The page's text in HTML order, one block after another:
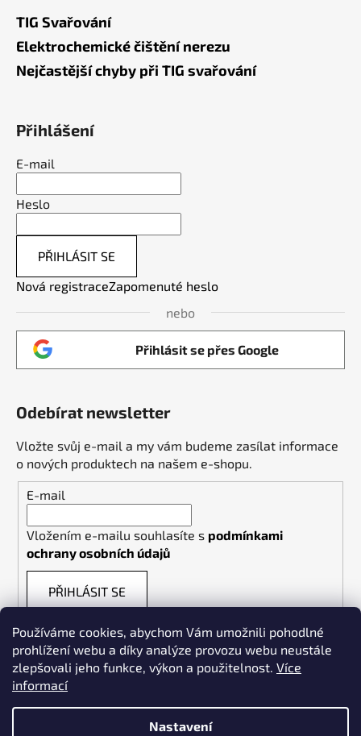
Používáme cookies, abychom Vám umožnili pohodlné
prohlížení webu a díky analýze provozu webu neustále
zlepšovali jeho funkce, výkon a použitelnost. Více
informací
Nastavení
TIG Svařování
Elektrochemické čištění nerezu
Nejčastější chyby při TIG svařování
Přihlášení
E-mail
Heslo
PŘIHLÁSIT SE
Nová registraceZapomenuté heslo
nebo
Přihlásit se přes Google
Odebírat newsletter
Vložte svůj e-mail a my vám budeme zasílat informace
o nových produktech na našem e-shopu.
E-mail
Vložením e-mailu souhlasíte s podmínkami
ochrany osobních údajů
PŘIHLÁSIT SE